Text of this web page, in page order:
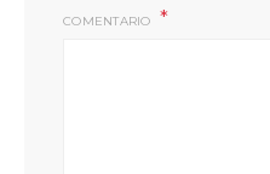
COMENTARIO